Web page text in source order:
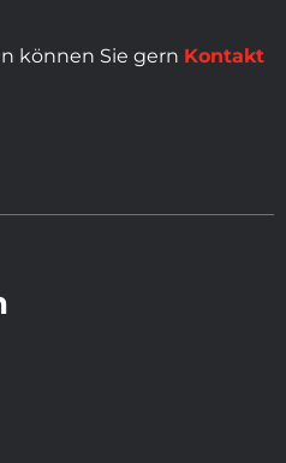
können Sie gern Kontakt